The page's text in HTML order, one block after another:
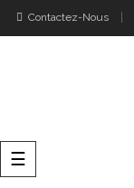
Contactez-Nous
Basculer
la
☰